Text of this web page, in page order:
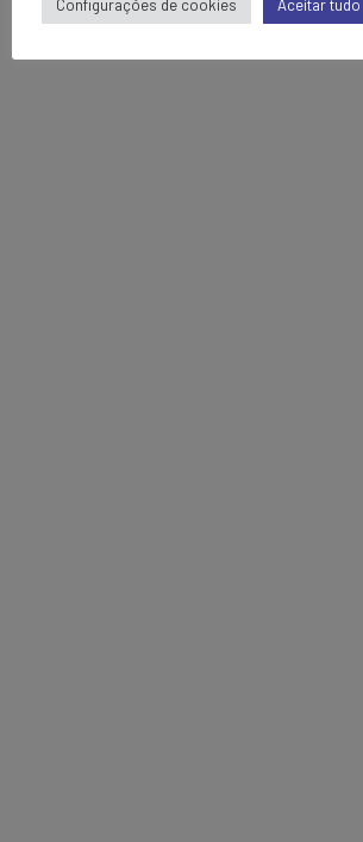
Configurações de cookies Aceitar tudo